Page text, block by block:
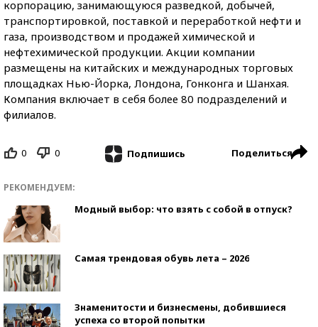
корпорацию, занимающуюся разведкой, добычей,
транспортировкой, поставкой и переработкой нефти и
газа, производством и продажей химической и
нефтехимической продукции. Акции компании
размещены на китайских и международных торговых
площадках Нью-Йорка, Лондона, Гонконга и Шанхая.
Компания включает в себя более 80 подразделений и
филиалов.
0 0 Подпишись Поделиться
РЕКОМЕНДУЕМ:
Модный выбор: что взять с собой в отпуск?
Самая трендовая обувь лета – 2026
Знаменитости и бизнесмены, добившиеся
успеха со второй попытки